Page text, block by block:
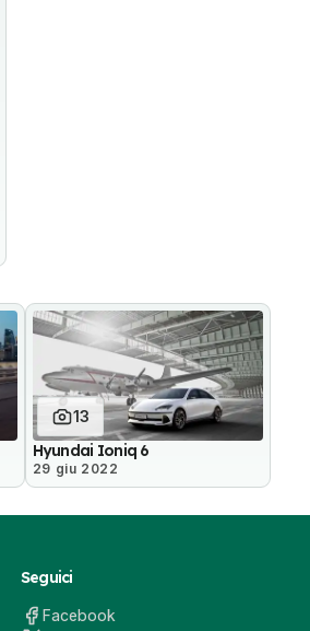
13
Hyundai Ioniq 6
29 giu 2022
Seguici
Facebook